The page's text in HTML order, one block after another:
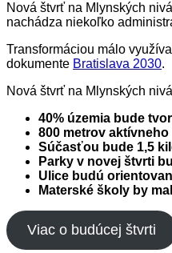
Nová štvrť na Mlynských
nachádza niekoľko
Transformáciou málo
dokumente Bratislava 2030.
Nová štvrť na Mlynských
40% územia bude
800 metrov
Súčasťou bude 1,5
Parky v novej štvrti
Ulice budú
Materské školy by
Viac o budúcej štvrti